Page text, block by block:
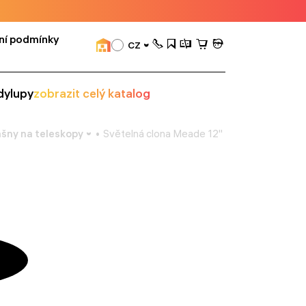
podmínky
CZ
lupyzobrazit celý katalog
na teleskopy Světelná clona Meade 12" teleskopy